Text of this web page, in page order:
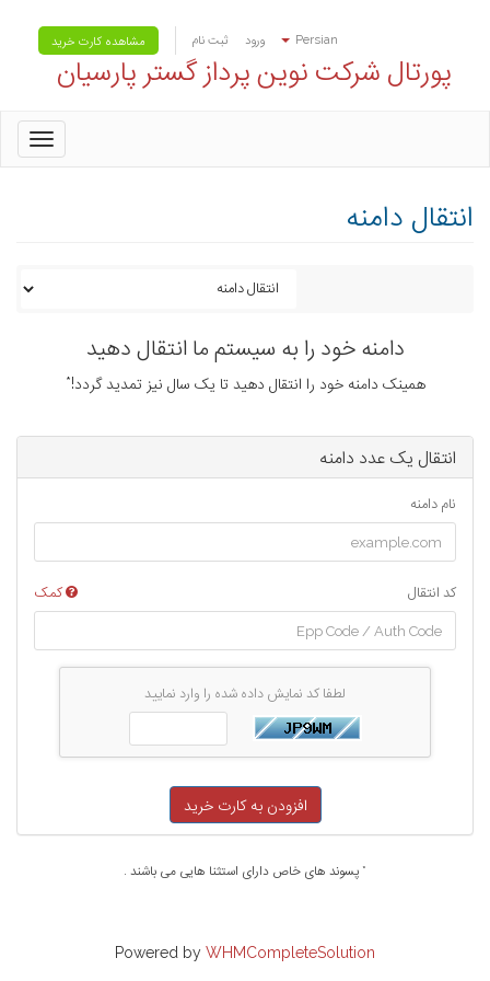
Persian ورود ثبت نام مشاهده کارت خرید
پورتال شرکت نوین پرداز گستر پارسیان
انتقال دامنه
دامنه خود را به سیستم ما انتقال دهید
همینک دامنه خود را انتقال دهید تا یک سال نیز تمدید گردد!*
انتقال یک عدد دامنه
نام دامنه
کد انتقال کمک
لطفا کد نمایش داده شده را وارد نمایید
افزودن به کارت خرید
* پسوند های خاص دارای استثنا هایی می باشند .
Powered by WHMCompleteSolution